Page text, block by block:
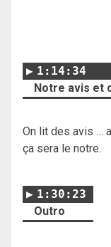
1:14:34
Notre avis et
On lit des avis …
ça sera le notre.
1:30:23
Outro